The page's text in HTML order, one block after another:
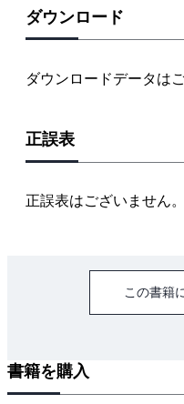
ダウンロード
ダウンロードデータは
正誤表
正誤表はございません。
この書籍
書籍を購入